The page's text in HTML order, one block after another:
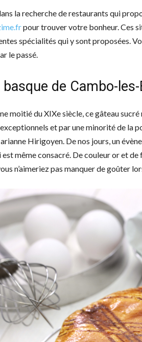
la recherche de restaurants qui
pour trouver votre bonheur. Ces
spécialités qui y sont proposées.
le passé.
basque de Cambo-
moitié du XIXe siècle, ce gâteau
et par une minorité de la
Hirigoyen. De nos jours, un
est même consacré. De couleur or et
n’aimeriez pas manquer de goûter